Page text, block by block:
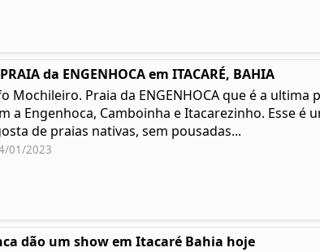
da ENGENHOCA em ITACARÉ, BAHIA
Mochileiro. Praia da ENGENHOCA que é a ultima
a Engenhoca, Camboinha e Itacarezinho. Esse é
de praias nativas, sem pousadas...
01/2023
dão um show em Itacaré Bahia hoje